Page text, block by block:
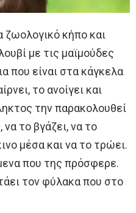
ζωολογικό κήπο και
με τις μαϊμούδες
που είναι στα κάγκελα
το ανοίγει και
την παρακολουθεί
το βγάζει, να το
μέσα και να το τρώει.
που της πρόσφερε.
τον φύλακα που στο